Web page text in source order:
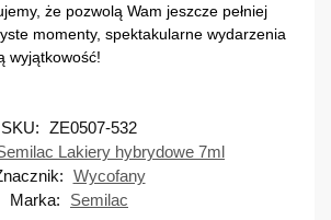
że pozwolą Wam jeszcze pełniej
momenty, spektakularne wydarzenia
wyjątkowość!
SKU: ZE0507-532
Lakiery hybrydowe 7ml
Wycofany
Marka:
Semilac